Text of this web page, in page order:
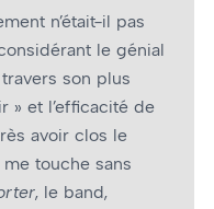
n’était-il pas
le génial
son plus
» et l’efficacité de
avoir clos le
touche sans
, le band,